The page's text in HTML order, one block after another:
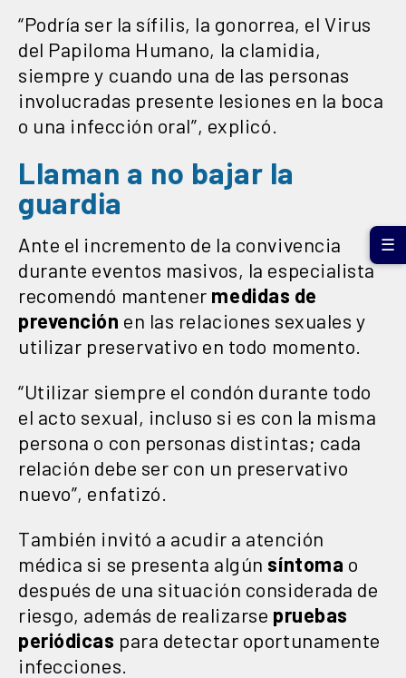
“Podría ser la sífilis, la gonorrea, el Virus
del Papiloma Humano, la clamidia,
siempre y cuando una de las personas
involucradas presente lesiones en la boca
o una infección oral”, explicó.
Llaman a no bajar la
guardia
Ante el incremento de la convivencia
durante eventos masivos, la especialista
recomendó mantener medidas de
prevención en las relaciones sexuales y
utilizar preservativo en todo momento.
“Utilizar siempre el condón durante todo
el acto sexual, incluso si es con la misma
persona o con personas distintas; cada
relación debe ser con un preservativo
nuevo”, enfatizó.
También invitó a acudir a atención
médica si se presenta algún síntoma o
después de una situación considerada de
riesgo, además de realizarse pruebas
periódicas para detectar oportunamente
infecciones.
☰